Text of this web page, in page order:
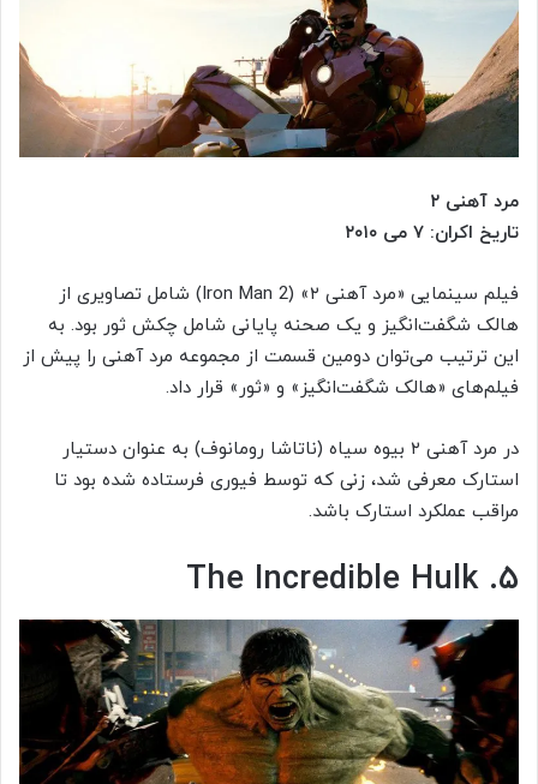
مرد آهنی ۲
تاریخ اکران: ۷ می ۲۰۱۰
فیلم سینمایی «مرد آهنی ۲» (Iron Man 2) شامل تصاویری از
هالک شگفت‌انگیز و یک صحنه پایانی شامل چکش ثور بود. به
این ترتیب می‌توان دومین قسمت از مجموعه مرد آهنی را پیش از
فیلم‌های «هالک شگفت‌انگیز» و «ثور» قرار داد.
در مرد آهنی ۲ بیوه سیاه (ناتاشا رومانوف) به عنوان دستیار
استارک معرفی شد، زنی که توسط فیوری فرستاده شده بود تا
مراقب عملکرد استارک باشد.
۵. The Incredible Hulk